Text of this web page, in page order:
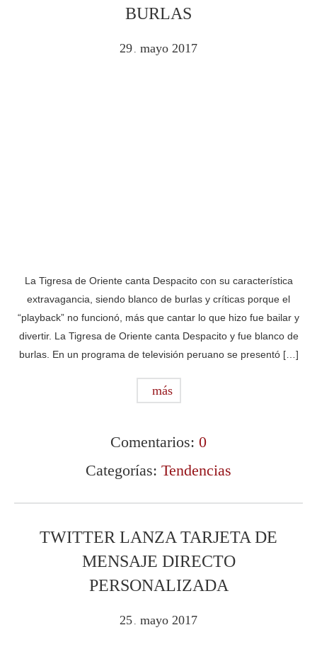
BURLAS
29 . mayo 2017
La Tigresa de Oriente canta Despacito con su característica
extravagancia, siendo blanco de burlas y críticas porque el
“playback” no funcionó, más que cantar lo que hizo fue bailar y
divertir. La Tigresa de Oriente canta Despacito y fue blanco de
burlas. En un programa de televisión peruano se presentó […]
más
Comentarios: 0
Categorías: Tendencias
TWITTER LANZA TARJETA DE
MENSAJE DIRECTO
PERSONALIZADA
25 . mayo 2017